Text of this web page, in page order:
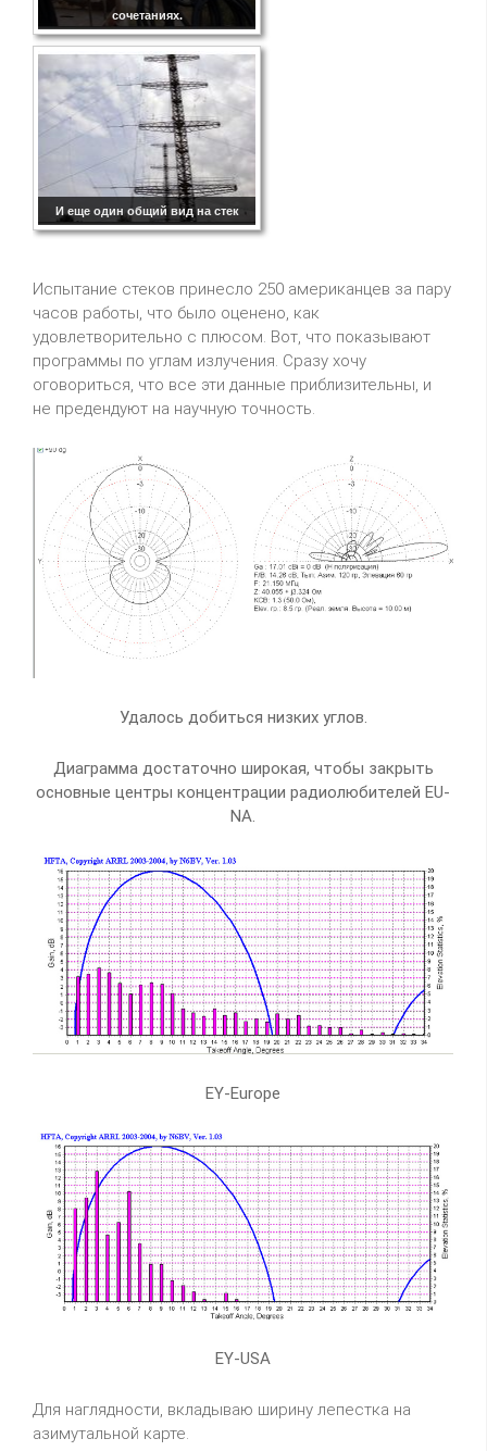
сочетаниях.
И еще один общий вид на стек
Испытание стеков принесло 250 американцев за пару
часов работы, что было оценено, как
удовлетворительно с плюсом. Вот, что показывают
программы по углам излучения. Сразу хочу
оговориться, что все эти данные приблизительны, и
не предендуют на научную точность.
Удалось добиться низких углов.
Диаграмма достаточно широкая, чтобы закрыть
основные центры концентрации радиолюбителей EU-
NA.
EY-Europe
EY-USA
Для наглядности, вкладываю ширину лепестка на
азимутальной карте.